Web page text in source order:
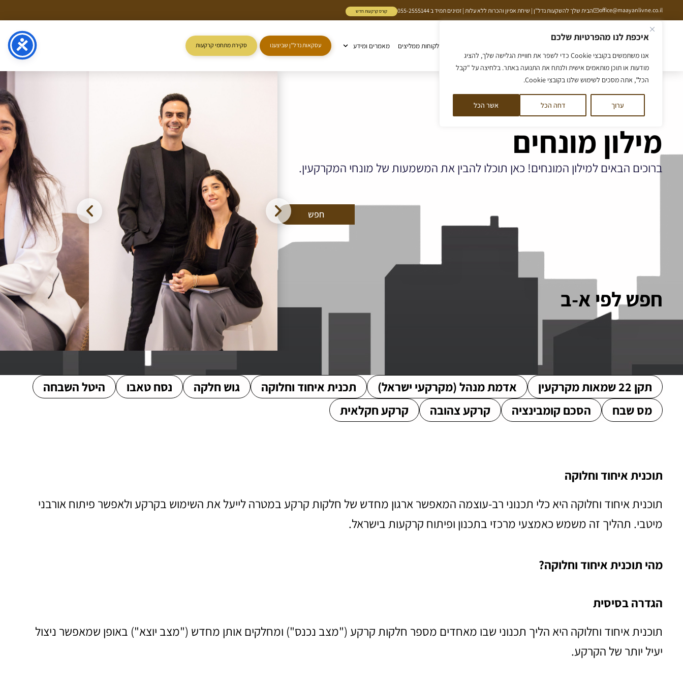
איכפת לנו מהפרטיות שלכם
אנו משתמשים בקובצי Cookie כדי לשפר את חוויית הגלישה שלך, להציג
מודעות או תוכן מותאמים אישית ולנתח את התנועה באתר. בלחיצה על "קבל
הכל", אתה מסכים לשימוש שלנו בקובצי Cookie.
ערוך דחה הכל אשר הכל
לתוכן
office@maayanlivne.co.il הבית שלך להשקעות נדל"ן | שיחת אפיון והכרות ללא עלות | זמינים תמיד ב 055-2555144 קורס קרקעות חדש
לקוחות ממליצים מאמרים ומידע עסקאות נדל"ן שביצענו סקירת מתחמי קרקעות
מילון מונחים
ברוכים הבאים למילון המונחים! כאן תוכלו להבין את המשמעות של מונחי המקרקעין.
חפש
חפש לפי א-ב
תקן 22 שמאות מקרקעין אדמת מנהל (מקרקעי ישראל) תכנית איחוד וחלוקה גוש חלקה נסח טאבו
היטל השבחה
מס שבח
הסכם קומבינציה קרקע צהובה קרקע חקלאית
תוכנית איחוד וחלוקה
תוכנית איחוד וחלוקה היא כלי תכנוני רב-עוצמה המאפשר ארגון מחדש של חלקות קרקע במטרה לייעל את השימוש בקרקע ולאפשר פיתוח אורבני
מיטבי. תהליך זה משמש כאמצעי מרכזי בתכנון ופיתוח קרקעות בישראל.
מהי תוכנית איחוד וחלוקה?
הגדרה בסיסית
תוכנית איחוד וחלוקה היא הליך תכנוני שבו מאחדים מספר חלקות קרקע ("מצב נכנס") ומחלקים אותן מחדש ("מצב יוצא") באופן שמאפשר ניצול
יעיל יותר של הקרקע.